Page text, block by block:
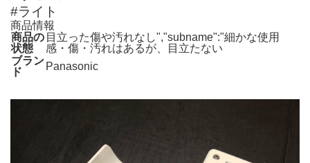
#ライト
商品情報
商品の
状態
目立った傷や汚れなし","subname":"細かな使用
感・傷・汚れはあるが、目立たない
ブラン
ド
Panasonic